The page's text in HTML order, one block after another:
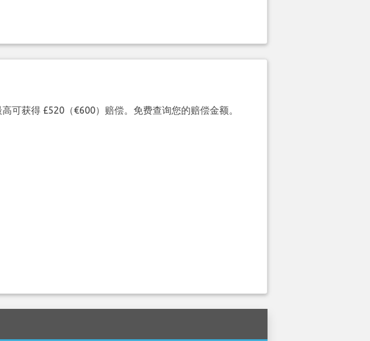
可获得 £520（€600）赔偿。免费查询您的赔偿金额。